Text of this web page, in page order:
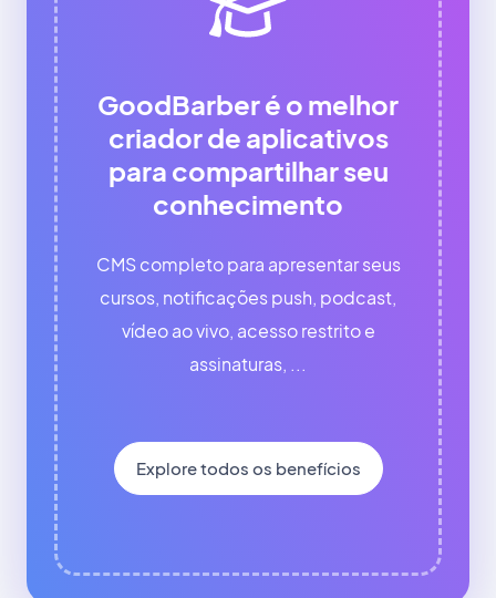
GoodBarber é o melhor
criador de aplicativos
para compartilhar seu
conhecimento
CMS completo para apresentar seus
cursos, notificações push, podcast,
vídeo ao vivo, acesso restrito e
assinaturas, ...
Explore todos os benefícios